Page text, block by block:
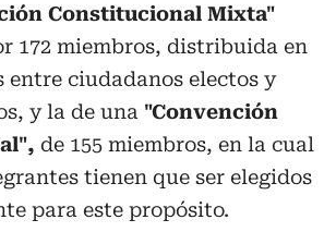
Constitucional Mixta"
172 miembros, distribuida en
entre ciudadanos electos y
y la de una "Convención
de 155 miembros, en la cual
tienen que ser elegidos
para este propósito.